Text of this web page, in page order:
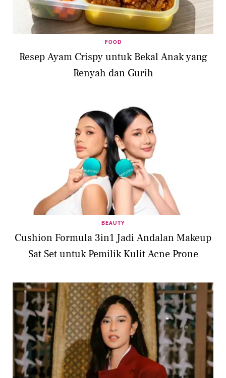
FOOD
Resep Ayam Crispy untuk Bekal Anak yang
Renyah dan Gurih
BEAUTY
Cushion Formula 3in1 Jadi Andalan Makeup
Sat Set untuk Pemilik Kulit Acne Prone